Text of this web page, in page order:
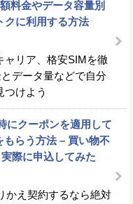
料金やデータ容量別
クに利用する方法
ャリア、格安SIMを徹
データ量などで自分
つけよう
にクーポンを適用して
もらう方法 – 買い物不
際に申込してみた
かえ契約するなら絶対